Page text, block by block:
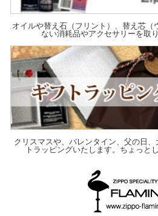
オイルや替え石（フリント）、替え芯（
ない消耗品やアクセサリーを取
クリスマスや、バレンタイン、父の日
トラッピングいたします。ちょっと